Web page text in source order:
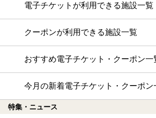
電子チケットが利用できる施設一覧
クーポンが利用できる施設一覧
おすすめ電子チケット・クーポン一
今月の新着電子チケット・クーポン
特集・ニュース